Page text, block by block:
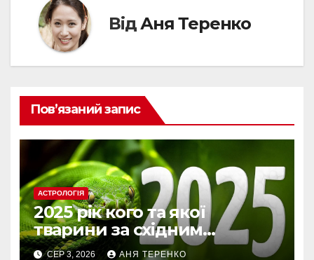
ВідАня Теренко
Пов’язаний запис
АСТРОЛОГІЯ
2025 рік кого та якої
тварини за східним
календарем
СЕР 3, 2026 АНЯ ТЕРЕНКО